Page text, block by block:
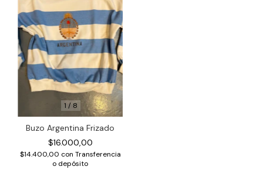
1 / 8
Buzo Argentina Frizado
$16.000,00
$14.400,00 con Transferencia
o depósito